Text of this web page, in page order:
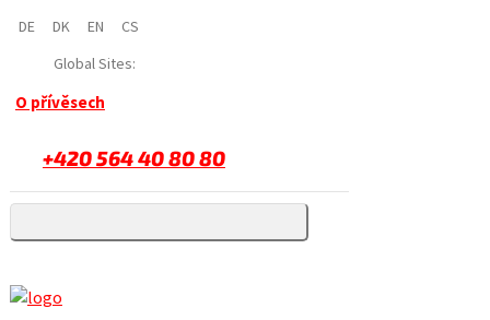
DE DK EN
CS
Global Sites:
O přívěsech
+420 564 40 80 80